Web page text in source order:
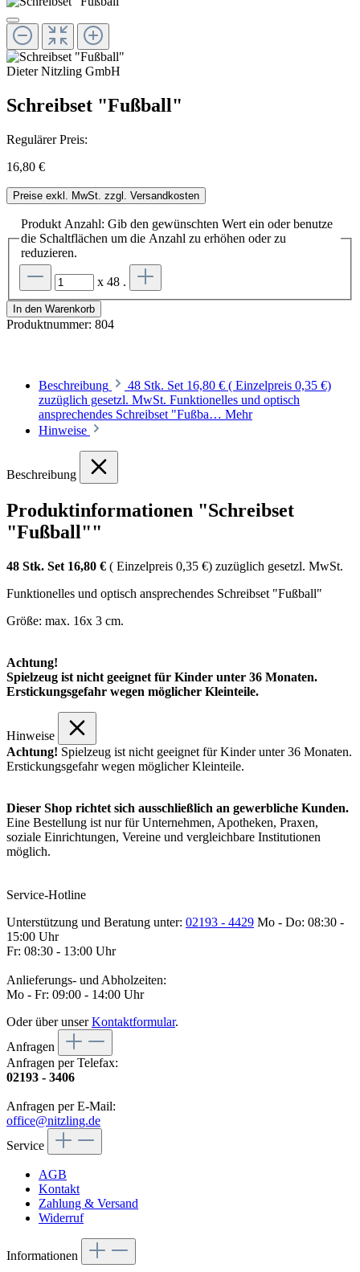
Dieter Nitzling GmbH
Schreibset "Fußball"
Regulärer Preis:
16,80 €
Preise exkl. MwSt. zzgl. Versandkosten
Produkt Anzahl: Gib den gewünschten Wert ein oder benutze
die Schaltflächen um die Anzahl zu erhöhen oder zu
reduzieren.
x 48 .
In den Warenkorb
Produktnummer: 804
Beschreibung
48 Stk. Set 16,80 € ( Einzelpreis 0,35 €)
zuzüglich gesetzl. MwSt. Funktionelles und optisch
ansprechendes Schreibset "Fußba… Mehr
Hinweise
Beschreibung
Produktinformationen "Schreibset
"Fußball""
48 Stk. Set 16,80 € ( Einzelpreis 0,35 €) zuzüglich gesetzl. MwSt.
Funktionelles und optisch ansprechendes Schreibset "Fußball"
Größe: max. 16x 3 cm.
Achtung!
Spielzeug ist nicht geeignet für Kinder unter 36 Monaten.
Erstickungsgefahr wegen möglicher Kleinteile.
Hinweise
Achtung! Spielzeug ist nicht geeignet für Kinder unter 36 Monaten.
Erstickungsgefahr wegen möglicher Kleinteile.
Dieser Shop richtet sich ausschließlich an gewerbliche Kunden.
Eine Bestellung ist nur für Unternehmen, Apotheken, Praxen,
soziale Einrichtungen, Vereine und vergleichbare Institutionen
möglich.
Service-Hotline
Unterstützung und Beratung unter: 02193 - 4429 Mo - Do: 08:30 -
15:00 Uhr
Fr: 08:30 - 13:00 Uhr
Anlieferungs- und Abholzeiten:
Mo - Fr: 09:00 - 14:00 Uhr
Oder über unserKontaktformular.
Anfragen
Anfragen per Telefax:
02193 - 3406
Anfragen per E-Mail:
office@nitzling.de
Service
AGB
Kontakt
Zahlung & Versand
Widerruf
Informationen